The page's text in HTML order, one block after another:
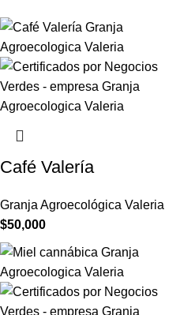
Café Valería
Granja Agroecológica Valeria
$50,000